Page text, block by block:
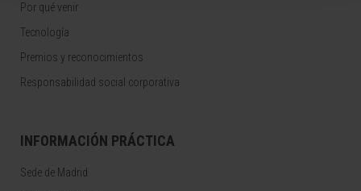
Por qué venir
Tecnología
Premios y reconocimientos
Responsabilidad social corporativa
INFORMACIÓN PRÁCTICA
Sede de Madrid